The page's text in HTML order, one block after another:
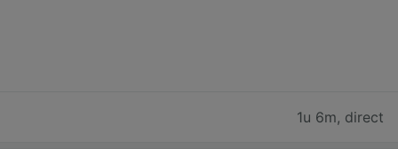
1u 6m, direct